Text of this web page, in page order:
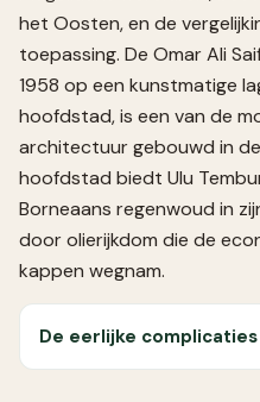
het Oosten, en de
toepassing. De Omar Ali
1958 op een kunstmatige
hoofdstad, is een van de
architectuur gebouwd in de
hoofdstad biedt Ulu
Borneaans regenwoud in
door olierijkdom die de
kappen wegnam.
De eerlijke complicaties